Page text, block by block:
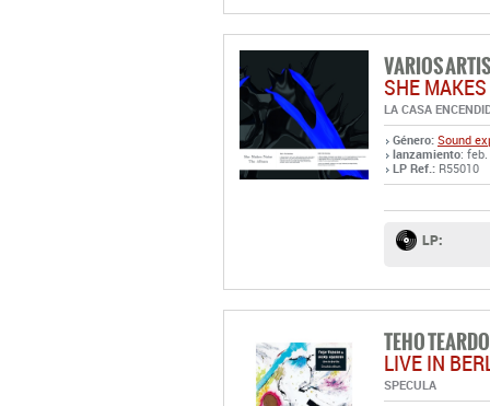
VARIOS
SHE
LA CASA
Género: Sound
lanzamiento:
LP Ref.: R55010
LP:
TEHO
LIVE IN
SPECULA